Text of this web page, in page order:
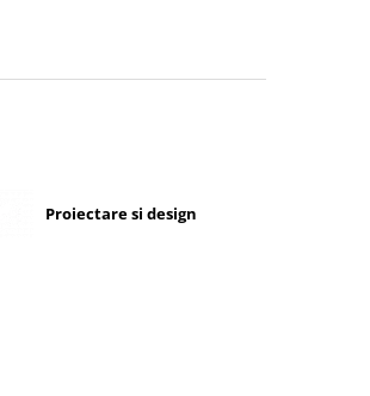
Proiectare si design